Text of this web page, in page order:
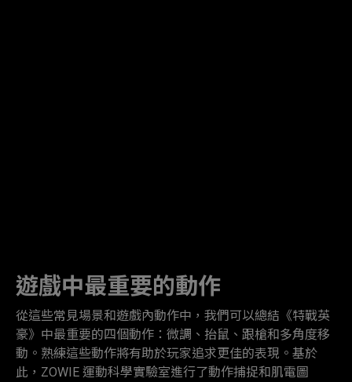
遊戲中最重要的動作
從這些常見場景和遊戲內動作中，我們可以總結《特戰英
豪》中最重要的四個動作：微調、抬鼠、跟槍和多角度移
動。熟練這些動作將有助於玩家追求更佳的表現。基於
此，ZOWIE 運動科學實驗室進行了動作捕捉和肌電圖